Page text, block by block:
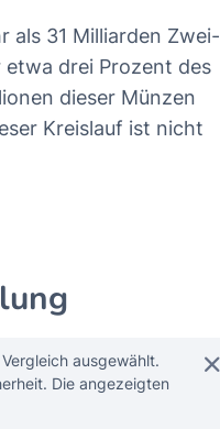
als 31 Milliarden Zwei-
etwa drei Prozent des
dieser Münzen
Kreislauf ist nicht
ausgewählt.
Die angezeigten